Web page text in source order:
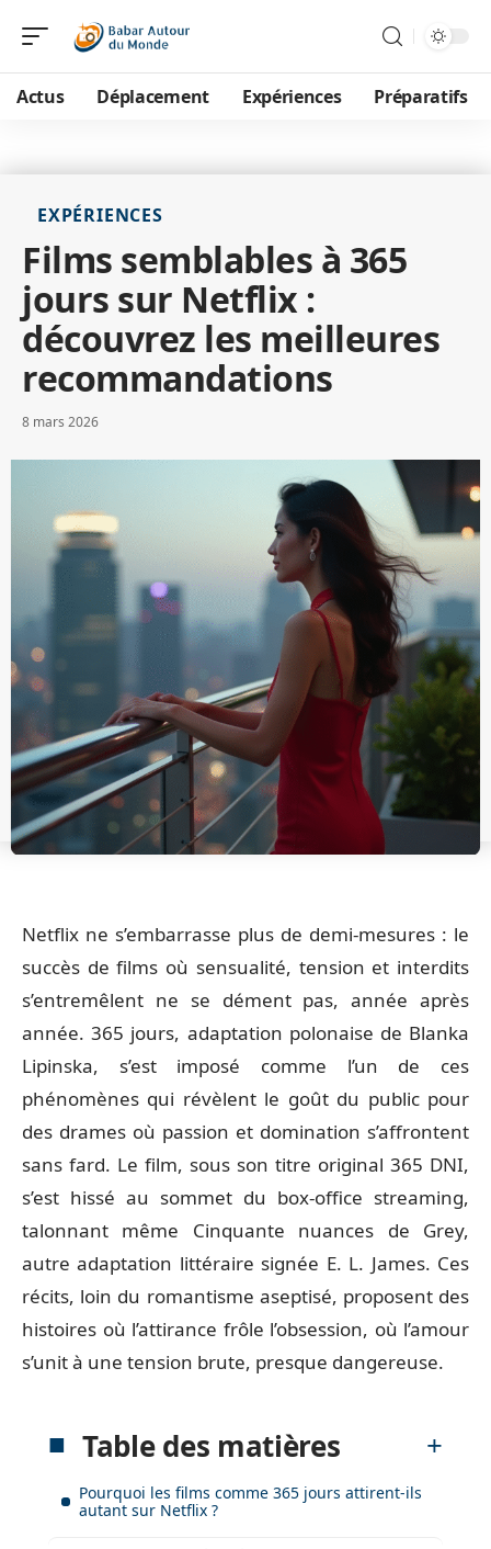
Actus Déplacement Expériences Préparatifs
EXPÉRIENCES
Films semblables à 365
jours sur Netflix :
découvrez les meilleures
recommandations
8 mars 2026
Netflix ne s’embarrasse plus de demi-mesures : le
succès de films où sensualité, tension et interdits
s’entremêlent ne se dément pas, année après
année. 365 jours, adaptation polonaise de Blanka
Lipinska, s’est imposé comme l’un de ces
phénomènes qui révèlent le goût du public pour
des drames où passion et domination s’affrontent
sans fard. Le film, sous son titre original 365 DNI,
s’est hissé au sommet du box-office streaming,
talonnant même Cinquante nuances de Grey,
autre adaptation littéraire signée E. L. James. Ces
récits, loin du romantisme aseptisé, proposent des
histoires où l’attirance frôle l’obsession, où l’amour
s’unit à une tension brute, presque dangereuse.
Table des matières
Pourquoi les films comme 365 jours attirent-ils
autant sur Netflix ?